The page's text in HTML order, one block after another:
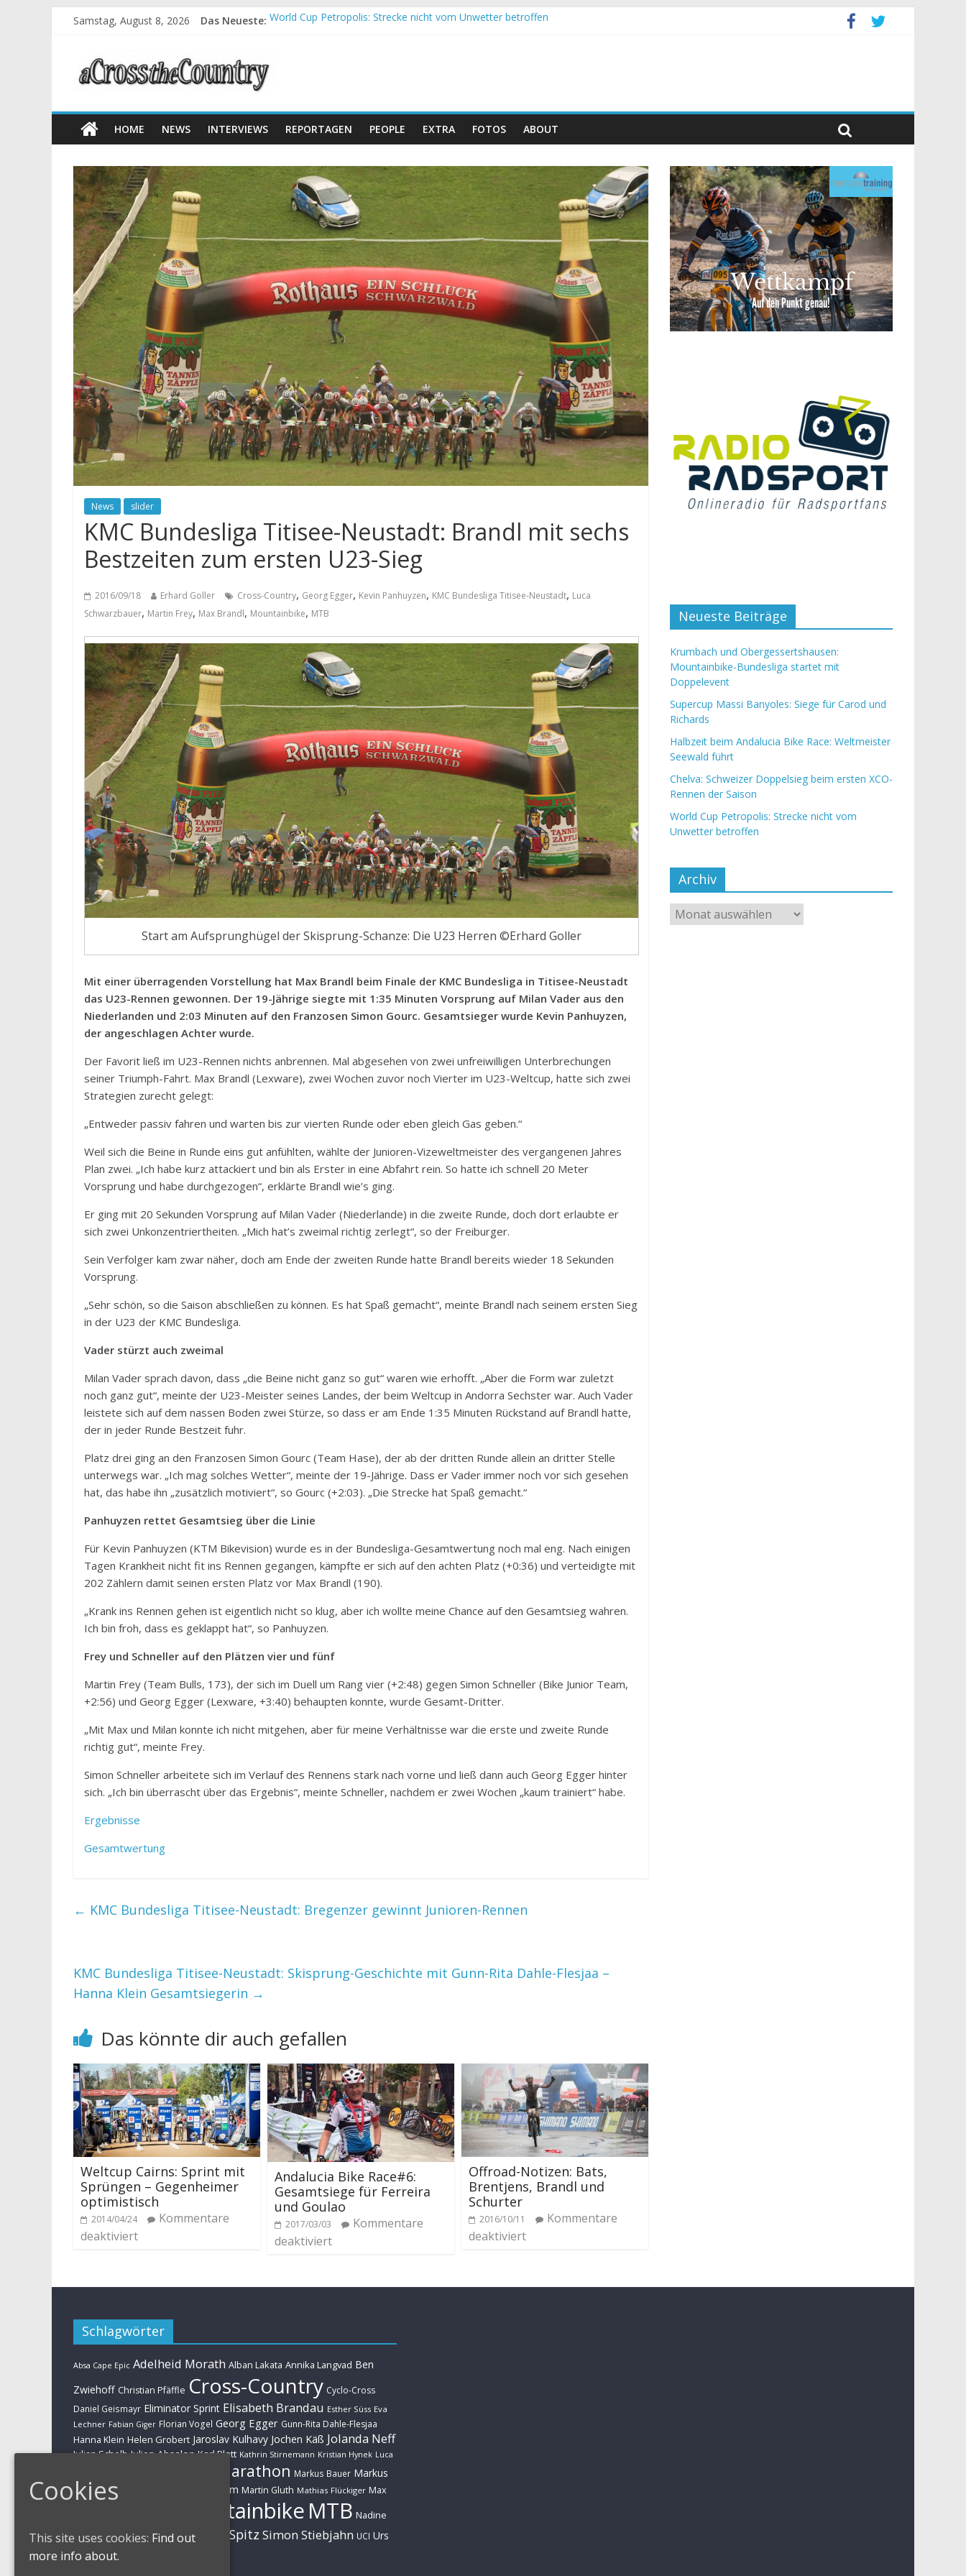
Samstag, August 8, 2026 Das Neueste: World Cup Petropolis: Strecke nicht vom Unwetter betroffen
HOME NEWS INTERVIEWS REPORTAGEN PEOPLE EXTRA FOTOS ABOUT
News slider
KMC Bundesliga Titisee-Neustadt: Brandl mit sechs
Bestzeiten zum ersten U23-Sieg
2016/09/18 Erhard Goller Cross-Country, Georg Egger, Kevin Panhuyzen, KMC Bundesliga Titisee-Neustadt, Luca
Schwarzbauer, Martin Frey, Max Brandl, Mountainbike, MTB
Start am Aufsprunghügel der Skisprung-Schanze: Die U23 Herren ©Erhard Goller
Mit einer überragenden Vorstellung hat Max Brandl beim Finale der KMC Bundesliga in Titisee-Neustadt
das U23-Rennen gewonnen. Der 19-Jährige siegte mit 1:35 Minuten Vorsprung auf Milan Vader aus den
Niederlanden und 2:03 Minuten auf den Franzosen Simon Gourc. Gesamtsieger wurde Kevin Panhuyzen,
der angeschlagen Achter wurde.
Der Favorit ließ im U23-Rennen nichts anbrennen. Mal abgesehen von zwei unfreiwilligen Unterbrechungen
seiner Triumph-Fahrt. Max Brandl (Lexware), zwei Wochen zuvor noch Vierter im U23-Weltcup, hatte sich zwei
Strategien zurecht gelegt:
„Entweder passiv fahren und warten bis zur vierten Runde oder eben gleich Gas geben.“
Weil sich die Beine in Runde eins gut anfühlten, wählte der Junioren-Vizeweltmeister des vergangenen Jahres
Plan zwei. „Ich habe kurz attackiert und bin als Erster in eine Abfahrt rein. So hatte ich schnell 20 Meter
Vorsprung und habe durchgezogen“, erklärte Brandl wie’s ging.
Er ging mit 20 Sekunden Vorsprung auf Milan Vader (Niederlande) in die zweite Runde, doch dort erlaubte er
sich zwei Unkonzentriertheiten. „Mich hat’s zweimal richtig zerlegt“, so der Freiburger.
Sein Verfolger kam zwar näher, doch am Ende der zweiten Runde hatte Brandl bereits wieder 18 Sekunden
Vorsprung.
„Sehr schön, so die Saison abschließen zu können. Es hat Spaß gemacht“, meinte Brandl nach seinem ersten Sieg
in der U23 der KMC Bundesliga.
Vader stürzt auch zweimal
Milan Vader sprach davon, dass „die Beine nicht ganz so gut“ waren wie erhofft. „Aber die Form war zuletzt
noch ganz gut“, meinte der U23-Meister seines Landes, der beim Weltcup in Andorra Sechster war. Auch Vader
leistete sich auf dem nassen Boden zwei Stürze, so dass er am Ende 1:35 Minuten Rückstand auf Brandl hatte,
der in jeder Runde Bestzeit fuhr.
Platz drei ging an den Franzosen Simon Gourc (Team Hase), der ab der dritten Runde allein an dritter Stelle
unterwegs war. „Ich mag solches Wetter“, meinte der 19-Jährige. Dass er Vader immer noch vor sich gesehen
hat, das habe ihn „zusätzlich motiviert“, so Gourc (+2:03). „Die Strecke hat Spaß gemacht.“
Panhuyzen rettet Gesamtsieg über die Linie
Für Kevin Panhuyzen (KTM Bikevision) wurde es in der Bundesliga-Gesamtwertung noch mal eng. Nach einigen
Tagen Krankheit nicht fit ins Rennen gegangen, kämpfte er sich auf den achten Platz (+0:36) und verteidigte mit
202 Zählern damit seinen ersten Platz vor Max Brandl (190).
„Krank ins Rennen gehen ist eigentlich nicht so klug, aber ich wollte meine Chance auf den Gesamtsieg wahren.
Ich bin froh, dass es geklappt hat“, so Panhuyzen.
Frey und Schneller auf den Plätzen vier und fünf
Martin Frey (Team Bulls, 173), der sich im Duell um Rang vier (+2:48) gegen Simon Schneller (Bike Junior Team,
+2:56) und Georg Egger (Lexware, +3:40) behaupten konnte, wurde Gesamt-Dritter.
„Mit Max und Milan konnte ich nicht mitgehen, aber für meine Verhältnisse war die erste und zweite Runde
richtig gut“, meinte Frey.
Simon Schneller arbeitete sich im Verlauf des Rennens stark nach vorne und ließ dann auch Georg Egger hinter
sich. „Ich bin überrascht über das Ergebnis“, meinte Schneller, nachdem er zwei Wochen „kaum trainiert“ habe.
Ergebnisse
Gesamtwertung
← KMC Bundesliga Titisee-Neustadt: Bregenzer gewinnt Junioren-Rennen
KMC Bundesliga Titisee-Neustadt: Skisprung-Geschichte mit Gunn-Rita Dahle-Flesjaa –
Hanna Klein Gesamtsiegerin →
Das könnte dir auch gefallen
Weltcup Cairns: Sprint mit
Sprüngen – Gegenheimer
optimistisch
2014/04/24
Kommentare
deaktiviert
Andalucia Bike Race#6:
Gesamtsiege für Ferreira
und Goulao
2017/03/03
Kommentare
deaktiviert
Offroad-Notizen: Bats,
Brentjens, Brandl und
Schurter
2016/10/11
Kommentare
deaktiviert
Neueste Beiträge
Krumbach und Obergessertshausen:
Mountainbike-Bundesliga startet mit
Doppelevent
Supercup Massi Banyoles: Siege für Carod und
Richards
Halbzeit beim Andalucia Bike Race: Weltmeister
Seewald führt
Chelva: Schweizer Doppelsieg beim ersten XCO-
Rennen der Saison
World Cup Petropolis: Strecke nicht vom
Unwetter betroffen
Archiv
Schlagwörter
Absa Cape Epic Adelheid Morath Alban Lakata Annika Langvad Ben
Zwiehoff Christian Pfäffle Cross-Country Cyclo-Cross
Daniel Geismayr Eliminator Sprint Elisabeth Brandau Esther Süss Eva
Lechner Fabian Giger Florian Vogel Georg Egger Gunn-Rita Dahle-Flesjaa
Hanna Klein Helen Grobert Jaroslav Kulhavy Jochen Käß Jolanda Neff
Julian Schelb Julien Absalon Karl Platt Kathrin Stirnemann Kristian Hynek Luca
Marathon Markus Bauer Markus
Kaufmann
Markus Schulte-Lünzum Martin Gluth Mathias Flückiger Max
Mountainbike MTB Nadine
Rieder Nino Schurter Sabine Spitz Simon Stiebjahn UCI Urs
Huber
Cookies
This site uses cookies: Find out
more info about.